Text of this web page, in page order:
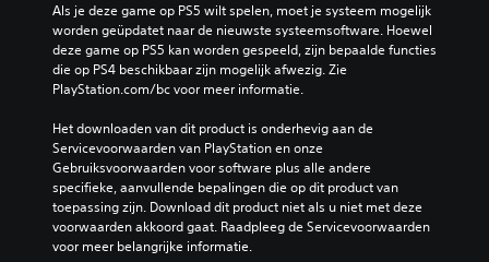
Als je deze game op PS5 wilt spelen, moet je systeem mogelijk
worden geüpdatet naar de nieuwste systeemsoftware. Hoewel
deze game op PS5 kan worden gespeeld, zijn bepaalde functies
die op PS4 beschikbaar zijn mogelijk afwezig. Zie
PlayStation.com/bc voor meer informatie.
Het downloaden van dit product is onderhevig aan de
Servicevoorwaarden van PlayStation en onze
Gebruiksvoorwaarden voor software plus alle andere
specifieke, aanvullende bepalingen die op dit product van
toepassing zijn. Download dit product niet als u niet met deze
voorwaarden akkoord gaat. Raadpleeg de Servicevoorwaarden
voor meer belangrijke informatie.